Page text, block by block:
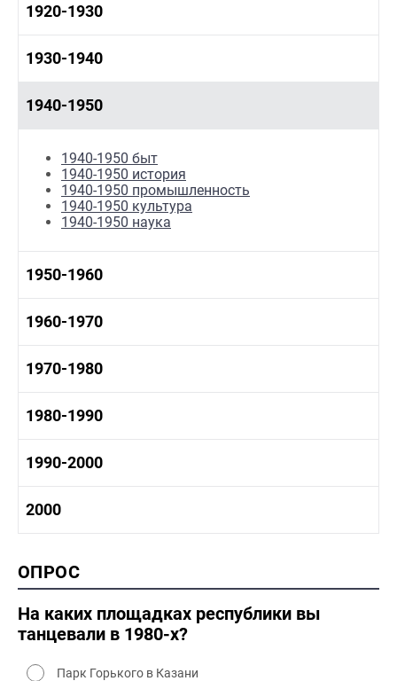
1920-1930
1920-1930 история
1930-1940
1930-1940 история
1930-1940 культура
1940-1950
1940-1950 быт
1940-1950 история
1940-1950 промышленность
1940-1950 культура
1940-1950 наука
1950-1960
1950-1960 быт
1950-1960 промышленность
1950-1960 культура
1960-1970
1960-1970 история
1960-1970 промышленность
1960-1970 культура
1970-1980
1970-1980 история
1970-1980 культура
1970 - 1980 быт
1980-1990
1980 -1990 история
1980-1990 культура
1990-2000
1990-2000 культура
2000
2000 промышленность
2000 культура
ОПРОС
На каких площадках республики вы
танцевали в 1980-х?
Парк Горького в Казани